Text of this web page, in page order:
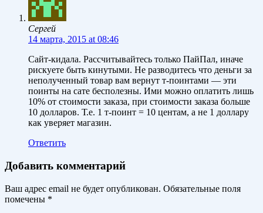
Сергей
14 марта, 2015 at 08:46
Сайт-кидала. Рассчитывайтесь только ПайПал, иначе
рискуете быть кинутыми. Не разводитесь что деньги за
неполученный товар вам вернут т-поинтами — эти
поинты на сате бесполезны. Ими можно оплатить лишь
10% от стоимости заказа, при стоимости заказа больше
10 долларов. Т.е. 1 т-поинт = 10 центам, а не 1 доллару
как уверяет магазин.
Ответить
Добавить комментарий
Ваш адрес email не будет опубликован. Обязательные поля
помечены *